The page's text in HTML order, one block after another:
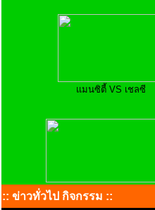
แมนซิตี้ VS เชลซี
:: ข่าวทั่วไป กิจกรรม ::